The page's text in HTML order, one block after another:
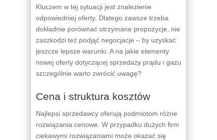
Kluczem w tej sytuacji jest znalezienie
odpowiedniej oferty. Dlatego zawsze trzeba
dokładnie porównać otrzymane propozycje, nie
zaszkodzi też podjąć negocjacje – by uzyskać
jeszcze lepsze warunki. A na jakie elementy
nowej oferty dotyczącej sprzedaży prądu i gazu
szczególnie warto zwrócić uwagę?
Cena i struktura kosztów
Najlepsi sprzedawcy oferują podmiotom różne
rozwiązania cenowe. W przypadku dużych firm
ciekawymi rozwiązaniami może okazać się